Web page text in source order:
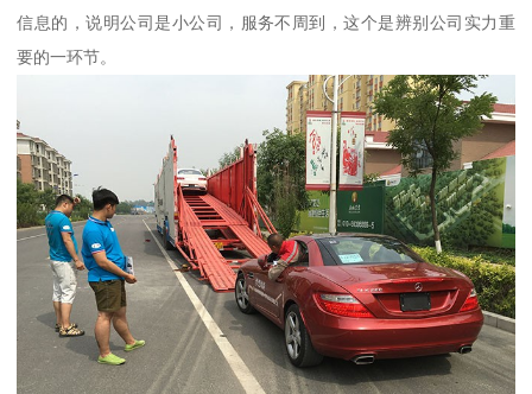
信息的，说明公司是小公司，服务不周到，这个是辨别公司实力重
要的一环节。